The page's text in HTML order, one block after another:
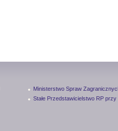
Ministerstwo Spraw
Stałe Przedstawicielstwo RP przy